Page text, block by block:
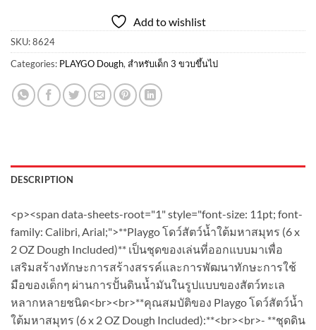
Add to wishlist
SKU:8624
Categories: PLAYGO Dough, สำหรับเด็ก 3 ขวบขึ้นไป
DESCRIPTION
<p><span data-sheets-root="1" style="font-size: 11pt; font-
family: Calibri, Arial;">**Playgo โดว์สัตว์น้ำใต้มหาสมุทร (6 x
2 OZ Dough Included)** เป็นชุดของเล่นที่ออกแบบมาเพื่อ
เสริมสร้างทักษะการสร้างสรรค์และการพัฒนาทักษะการใช้
มือของเด็กๆ ผ่านการปั้นดินน้ำมันในรูปแบบของสัตว์ทะเล
หลากหลายชนิด<br><br>**คุณสมบัติของ Playgo โดว์สัตว์น้ำ
ใต้มหาสมุทร (6 x 2 OZ Dough Included):**<br><br>- **ชุดดิน